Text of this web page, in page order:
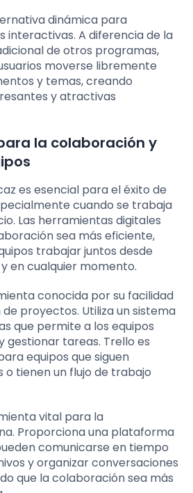
dinámica para
interactivas. A diferencia de la
de otros programas,
moverse libremente
y temas, creando
y atractivas
la colaboración y
es esencial para el éxito de
cuando se trabaja
Las herramientas digitales
sea más eficiente,
trabajar juntos desde
en cualquier momento.
conocida por su facilidad
proyectos. Utiliza un sistema
que permite a los equipos
gestionar tareas. Trello es
equipos que siguen
o tienen un flujo de trabajo
vital para la
Proporciona una plataforma
comunicarse en tiempo
y organizar conversaciones
que la colaboración sea más